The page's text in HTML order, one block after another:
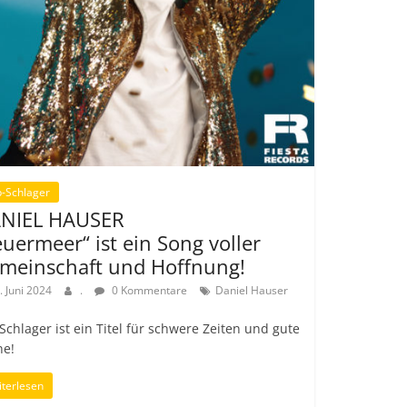
Schlager
HAUSER
ist ein Song voller
und Hoffnung!
Juni 2024 . 0 Kommentare Daniel Hauser
ist ein Titel für schwere Zeiten und gute